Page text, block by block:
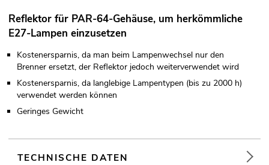
Reflektor für PAR-64-Gehäuse, um herkömmliche
E27-Lampen einzusetzen
Kostenersparnis, da man beim Lampenwechsel nur den
Brenner ersetzt, der Reflektor jedoch weiterverwendet wird
Kostenersparnis, da langlebige Lampentypen (bis zu 2000 h)
verwendet werden können
Geringes Gewicht
TECHNISCHE DATEN